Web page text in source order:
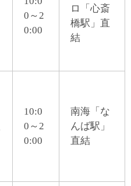
0～2
0:00
ロ「心斎
橋駅」直
結
10:0
0～2
0:00
南海「な
んば駅」
直結